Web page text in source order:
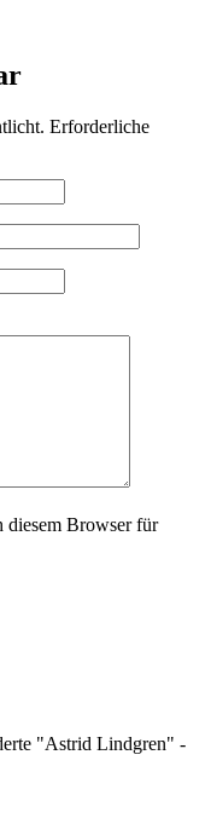
Erforderliche
diesem Browser für
"Astrid Lindgren" -